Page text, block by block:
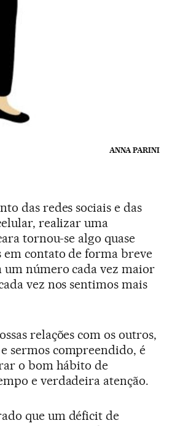
ANNA PARINI
das redes sociais e das
realizar uma
tornou-se algo quase
em contato de forma breve
um número cada vez maior
vez nos sentimos mais
relações com os outros,
sermos compreendido, é
o bom hábito de
e verdadeira atenção.
que um déficit de